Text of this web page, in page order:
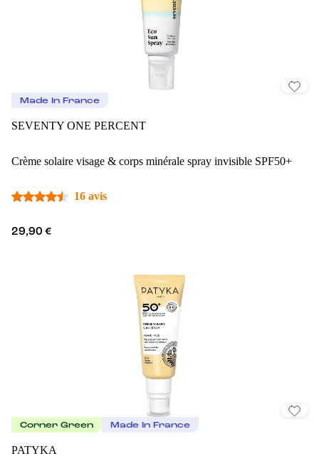
Made In France
SEVENTY ONE PERCENT
Crème solaire visage & corps minérale spray invisible SPF50+
16 avis
29,90 €
Corner Green Made In France
PATYKA